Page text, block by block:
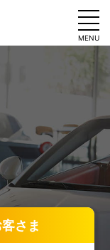
MENU
さま